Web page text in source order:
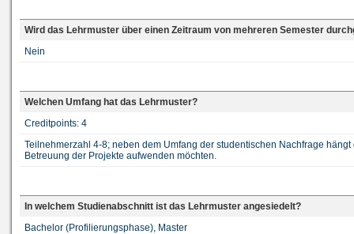
Wird das Lehrmuster über einen Zeitraum von mehreren Semester
Nein
Welchen Umfang hat das Lehrmuster?
Creditpoints: 4
Teilnehmerzahl 4-8; neben dem Umfang der studentischen Nachfrage
Betreuung der Projekte aufwenden möchten.
In welchem Studienabschnitt ist das Lehrmuster angesiedelt?
Bachelor (Profilierungsphase), Master